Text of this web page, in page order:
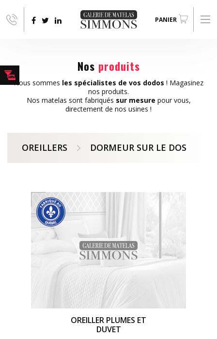
PANIER
Nos produits
Nous sommes les spécialistes de vos dodos ! Magasinez
nos produits.
Nos matelas sont fabriqués sur mesure pour vous,
directement de nos usines !
OREILLERS DORMEUR SUR LE DOS
OREILLER PLUMES ET
DUVET